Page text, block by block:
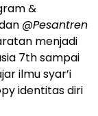
&
@Pesantren
menjadi
7th sampai
ilmu syar’i
identitas diri